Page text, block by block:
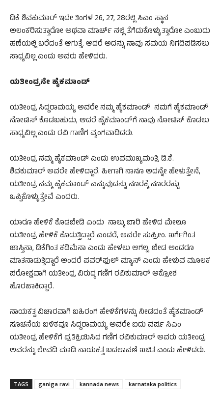
ಡಿಕೆ ಶಿವಕುಮಾರ್ ಇದೇ ತಿಂಗಳ 26, 27, 28ರಲ್ಲಿ ಸಿಎಂ ಸ್ಥಾನ
ಅಲಂಕರಿಸುತ್ತಾರೋ ಅಥವಾ ಮಾರ್ಚ್ ನಲ್ಲಿ ತೆಗೆದುಕೊಳ್ಳುತ್ತಾರೋ ಎಂಬುದು
ಹಣೆಯಲ್ಲಿ ಬರೆದಂತೆ ಆಗುತ್ತೆ. ಆದರೆ ಅದನ್ನು ನಾವು ಸಮಯ ನಿಗದಿಪಡಿಸಲು
ಸಾಧ್ಯವಿಲ್ಲ ಎಂದು ಅವರು ಹೇಳಿದರು.
ಯತೀಂದ್ರನೇ ಹೈಕಮಾಂಡ್
ಯತೀಂದ್ರ ಸಿದ್ದರಾಮಯ್ಯ ಅವರೇ ನಮ್ಮ ಹೈಕಮಾಂಡ್ ನಮಗೆ ಹೈಕಮಾಂಡ್
ನೋಟಿಸ್ ಕೊಡಬಹುದು, ಆದರೆ ಹೈಕಮಾಂಡ್​ಗೆ‌ ನಾವು ನೋಟಿಸ್ ಕೊಡಲು
ಸಾಧ್ಯವಿಲ್ಲ ಎಂದು ರವಿ ಗಾಣಿಗ ವ್ಯಂಗವಾಡಿದರು.
ಯತೀಂದ್ರ ನಮ್ಮ ಹೈಕಮಾಂಡ್ ಎಂದು ಉಪಮುಖ್ಯಮಂತ್ರಿ ಡಿ.ಕೆ.
ಶಿವಕುಮಾರ್​​ ಅವರೇ ಹೇಳಿದ್ದಾರೆ. ಹೀಗಾಗಿ ನಾನೂ ಅದನ್ನೇ ಹೇಳುತ್ತೇನೆ,
ಯತೀಂದ್ರ ನಮ್ಮ ಹೈಕಮಾಂಡ್ ಎನ್ನುವುದನ್ನು ನೂರಕ್ಕೆ ನೂರರಷ್ಟು
ಒಪ್ಪಿಕೊಳ್ಳುತ್ತೇವೆ ಎಂದರು.
ಯಾರೂ ಹೇಳಿಕೆ ಕೊಡಬೇಡಿ ಎಂದು ನಾಲ್ಕು ಬಾರಿ ಹೇಳಿದ ಮೇಲೂ
ಯತೀಂದ್ರ ಹೇಳಿಕೆ ಕೊಡುತ್ತಿದ್ದಾರೆ ಎಂದರೆ, ಅವರೇ ಸುಪ್ರೀಂ. ಖರ್ಗೆಗಿಂತ
ಜಾಸ್ತಿನಾ, ಡಿಕೆಗಿಂತ ಕಡಿಮೆನಾ ಎಂದು ಹೇಳಲು ಆಗಲ್ಲ. ಬೇಡ ಅಂದರೂ
ಮಾತನಾಡುತ್ತಿದ್ದಾರೆ ಅಂದರೆ ಪವರ್​ಫುಲ್ ಮ್ಯಾನ್ ಎಂದು ಹೇಳುವ ಮೂಲಕ
ಪರೋಕ್ಷವಾಗಿ ಯತೀಂದ್ರ ವಿರುದ್ಧ ಗಣಿಗ ರವಿಕುಮಾರ್ ಆಕ್ರೋಶ
ಹೊರಹಾಕಿದ್ದಾರೆ.
ನಾಯಕತ್ವ ವಿಚಾರವಾಗಿ ಬಹಿರಂಗ ಹೇಳಿಕೆಗಳನ್ನು ನೀಡದಂತೆ ಹೈಕಮಾಂಡ್​​
ಸೂಚನೆಯ ಬಳಿಕವೂ ಸಿದ್ದರಾಮಯ್ಯ ಅವರೇ ಐದು ವರ್ಷ ಸಿಎಂ
ಯತೀಂದ್ರ ಹೇಳಿಕೆಗೆ ಪ್ರತಿಕ್ರಿಯಿಸಿದ ಗಣಿಗ ರವಿಕುಮಾರ್ ಅವರು ಯತೀಂದ್ರ
ಅವರನ್ನು ಲೇವಡಿ ಮಾಡಿ ನಾಯಕತ್ವ ಬದಲಾವಣೆ ಖಚಿತ ಎಂದು ಹೇಳಿದರು.
TAGS ganiga ravi kannada news
karnataka politics